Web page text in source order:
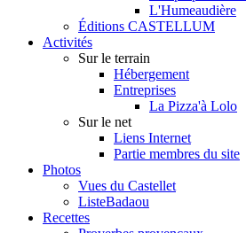
L'Humeaudière
Éditions CASTELLUM
Activités
Sur le terrain
Hébergement
Entreprises
La Pizza'à Lolo
Sur le net
Liens Internet
Partie membres du site
Photos
Vues du Castellet
ListeBadaou
Recettes